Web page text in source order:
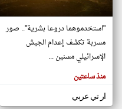
المقالات
هنا عن
وجهة
كاتبيها.
"استخدموهما دروعا بشرية".. صور
مسربة تكشف إعدام الجيش
الإسرائيلي مسنين ...
منذ ساعتين
ار تي عربي